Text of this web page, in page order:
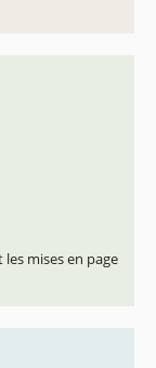
mises en page